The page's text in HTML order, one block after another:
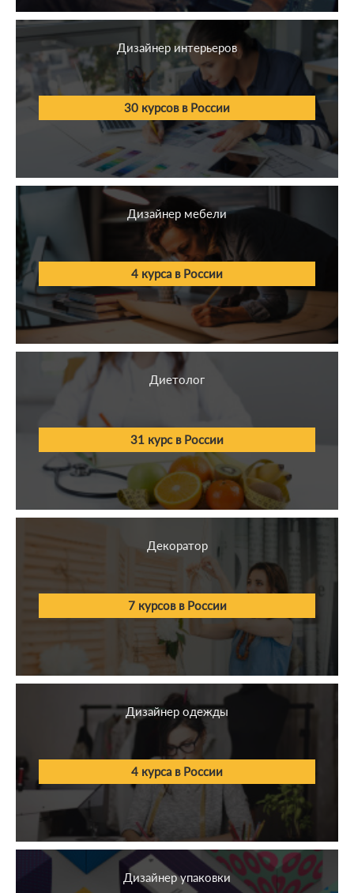
Дизайнер интерьеров
30 курсов в России
Дизайнер мебели
4 курса в России
Диетолог
31 курс в России
Декоратор
7 курсов в России
Дизайнер одежды
4 курса в России
Дизайнер упаковки
1С
Бизнес
Иностранные языки
Блогинг и соц. сети
Строительство
Общественное питание
Педагогика
Искусство
Здравоохранение